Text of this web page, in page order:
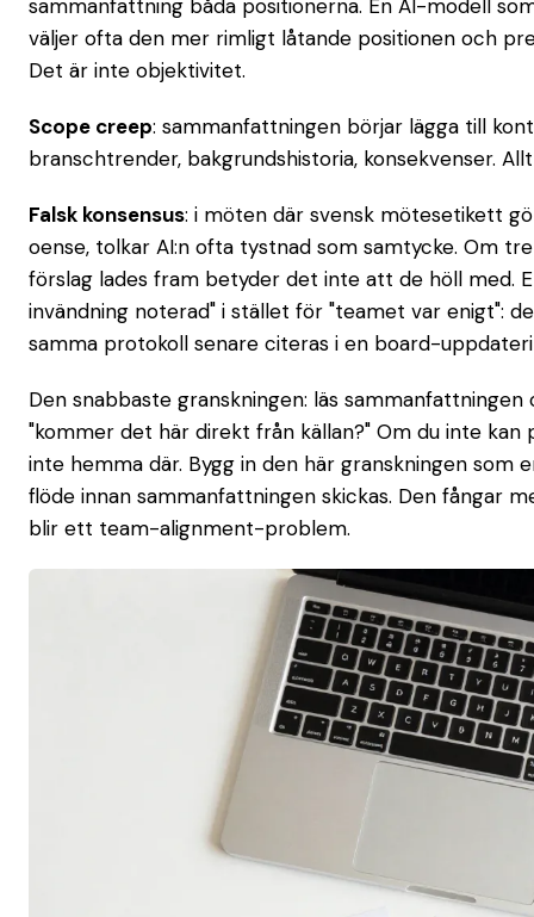
sammanfattning båda positionerna. En AI-modell
väljer ofta den mer rimligt låtande positionen och
Det är inte objektivitet.
Scope creep: sammanfattningen börjar lägga till
branschtrender, bakgrundshistoria, konsekvenser.
Falsk konsensus: i möten där svensk mötesetikett
oense, tolkar AI:n ofta tystnad som samtycke. Om
förslag lades fram betyder det inte att de höll med.
invändning noterad" i stället för "teamet var enigt":
samma protokoll senare citeras i en board-
Den snabbaste granskningen: läs
"kommer det här direkt från källan?" Om du inte
inte hemma där. Bygg in den här granskningen som
flöde innan sammanfattningen skickas. Den fångar
blir ett team-alignment-problem.